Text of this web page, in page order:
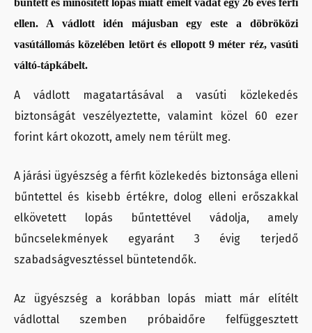
bűntett és minősített lopás miatt emelt vádat egy 26 éves férfi
ellen. A vádlott idén májusban egy este a döbröközi
vasútállomás közelében letört és ellopott 9 méter réz, vasúti
váltó-tápkábelt.
A vádlott magatartásával a vasúti közlekedés
biztonságát veszélyeztette, valamint közel 60 ezer
forint kárt okozott, amely nem térült meg.
A járási ügyészség a férfit közlekedés biztonsága elleni
bűntettel és kisebb értékre, dolog elleni erőszakkal
elkövetett lopás bűntettével vádolja, amely
bűncselekmények egyaránt 3 évig terjedő
szabadságvesztéssel büntetendők.
Az ügyészség a korábban lopás miatt már elítélt
vádlottal szemben próbaidőre felfüggesztett